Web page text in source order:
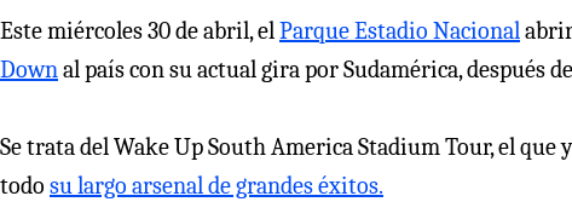
Este miércoles 30 de abril, elParque Estadio Nacional
Downal país con su actual gira por Sudamérica, después
Se trata del Wake Up South America Stadium Tour, el
todo su largo arsenal de grandes éxitos.